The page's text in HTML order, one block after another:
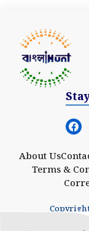
About Us
Terms &